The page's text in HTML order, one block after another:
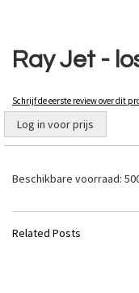
Ray Jet -
Schrijf de eerste review over dit
Log in voor prijs
Beschikbare voorraad:
naar
het
van
afbeeldingen-
gallerij
Related Posts